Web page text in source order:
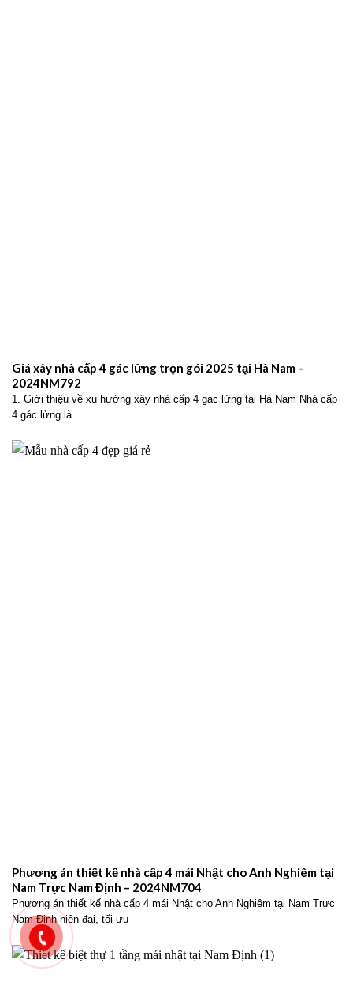
Giá xây nhà cấp 4 gác lửng trọn gói 2025 tại Hà Nam –
2024NM792
1. Giới thiệu về xu hướng xây nhà cấp 4 gác lửng tại Hà Nam Nhà cấp
4 gác lửng là
Phương án thiết kế nhà cấp 4 mái Nhật cho Anh Nghiêm tại
Nam Trực Nam Định – 2024NM704
Phương án thiết kế nhà cấp 4 mái Nhật cho Anh Nghiêm tại Nam Trực
Nam Định hiện đại, tối ưu